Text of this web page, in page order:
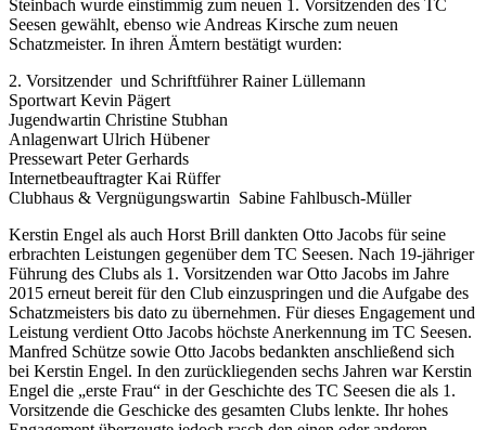
Steinbach wurde einstimmig zum neuen 1. Vorsitzenden des TC
Seesen gewählt, ebenso wie Andreas Kirsche zum neuen
Schatzmeister. In ihren Ämtern bestätigt wurden:
2. Vorsitzender und Schriftführer Rainer Lüllemann
Sportwart Kevin Pägert
Jugendwartin Christine Stubhan
Anlagenwart Ulrich Hübener
Pressewart Peter Gerhards
Internetbeauftragter Kai Rüffer
Clubhaus & Vergnügungswartin Sabine Fahlbusch-Müller
Kerstin Engel als auch Horst Brill dankten Otto Jacobs für seine
erbrachten Leistungen gegenüber dem TC Seesen. Nach 19-jähriger
Führung des Clubs als 1. Vorsitzenden war Otto Jacobs im Jahre
2015 erneut bereit für den Club einzuspringen und die Aufgabe des
Schatzmeisters bis dato zu übernehmen. Für dieses Engagement und
Leistung verdient Otto Jacobs höchste Anerkennung im TC Seesen.
Manfred Schütze sowie Otto Jacobs bedankten anschließend sich
bei Kerstin Engel. In den zurückliegenden sechs Jahren war Kerstin
Engel die „erste Frau“ in der Geschichte des TC Seesen die als 1.
Vorsitzende die Geschicke des gesamten Clubs lenkte. Ihr hohes